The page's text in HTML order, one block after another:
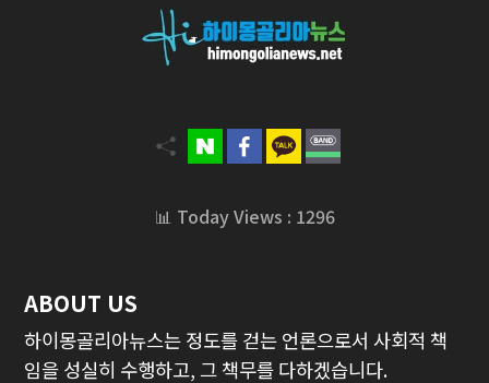
📊 Today Views : 1296
ABOUT US
하이몽골리아뉴스는 정도를 걷는 언론으로서 사회적 책
임을 성실히 수행하고, 그 책무를 다하겠습니다.